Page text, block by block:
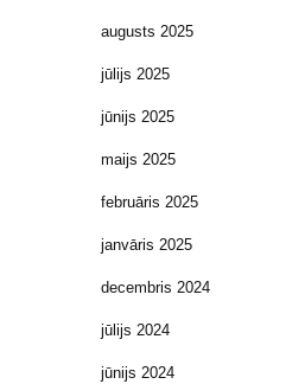
augusts 2025
jūlijs 2025
jūnijs 2025
maijs 2025
februāris 2025
janvāris 2025
decembris 2024
jūlijs 2024
jūnijs 2024